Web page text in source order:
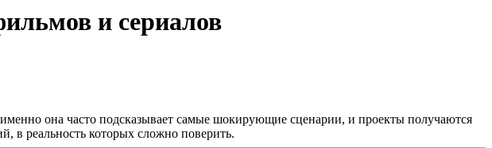
и сериалов
она часто подсказывает самые шокирующие сценарии, и проекты получаются
в реальность которых сложно поверить.